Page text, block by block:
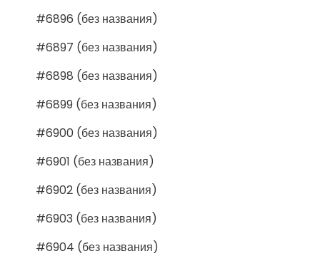
#6896 (без названия)
#6897 (без названия)
#6898 (без названия)
#6899 (без названия)
#6900 (без названия)
#6901 (без названия)
#6902 (без названия)
#6903 (без названия)
#6904 (без названия)